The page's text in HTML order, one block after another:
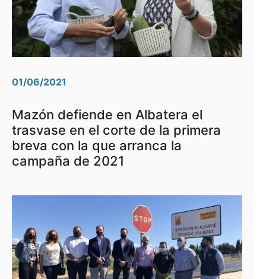
01/06/2021
Mazón defiende en Albatera el
trasvase en el corte de la primera
breva con la que arranca la
campaña de 2021